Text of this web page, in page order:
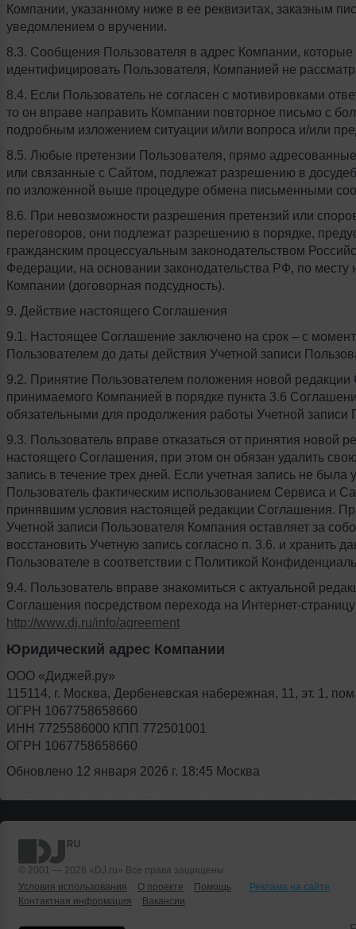
Компании, указанному ниже в ее реквизитах, заказным
уведомлением о вручении.
8.3. Сообщения Пользователя в адрес Компании, которые
идентифицировать Пользователя, Компанией не
8.4. Если Пользователь не согласен с мотивировками
то он вправе направить Компании повторное письмо с
подробным изложением ситуации и/или вопроса и/или
8.5. Любые претензии Пользователя, прямо
или связанные с Сайтом, подлежат разрешению в
по изложенной выше процедуре обмена письменными
8.6. При невозможности разрешения претензий или
переговоров, они подлежат разрешению в порядке,
гражданским процессуальным законодательством
Федерации, на основании законодательства РФ, по месту
Компании (договорная подсудность).
9. Действие настоящего Соглашения
9.1. Настоящее Соглашение заключено на срок – с
Пользователем до даты действия Учетной записи
9.2. Принятие Пользователем положения новой
принимаемого Компанией в порядке пункта 3.6
обязательными для продолжения работы Учетной записи
9.3. Пользователь вправе отказаться от принятия новой
настоящего Соглашения, при этом он обязан удалить
запись в течение трех дней. Если учетная запись не была
Пользователь фактическим использованием Сервиса и
принявшим условия настоящей редакции Соглашения.
Учетной записи Пользователя Компания оставляет за
восстановить Учетную запись согласно п. 3.6. и хранить
Пользователе в соответствии с Политикой
9.4. Пользователь вправе знакомиться с актуальной
Соглашения посредством перехода на Интернет-
http://www.dj.ru/info/agreement
Юридический адрес Компании
ООО «Диджей.ру»
115114, г. Москва, Дербеневская набережная, 11, эт. 1,
ОГРН 1067758658660
ИНН 7725586000 КПП 772501001
ОГРН 1067758658660
Обновлено 12 января 2026 г. 18:45 Москва
© 2001 — 2026 «DJ.ru» Все права защищены.
Условия использования
О проекте Помощь
Реклама на сайте
Контактная информация
Вакансии